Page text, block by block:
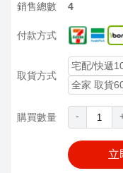
銷售總數 4
付款方式
取貨方式
宅配/快遞
全家 取貨
購買數量 -
立